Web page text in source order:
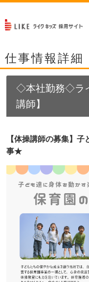
仕事情報詳細
◇本社勤務◇ラ
講師】
【体操講師の募集】
事★